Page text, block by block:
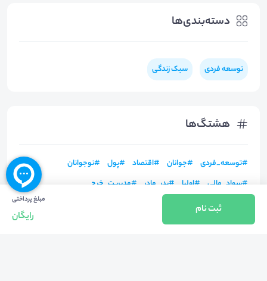
دسته‌بندی‌ها
توسعه فردی سبک زندگی
هشتگ‌ها
#توسعه_فردی #جوانان #اقتصاد #پول #نوجوانان
#سواد_مالی #اولیا #پدر_مادر #مدیریت_خرج
مبلغ پرداختی
رایگان
ثبت نام